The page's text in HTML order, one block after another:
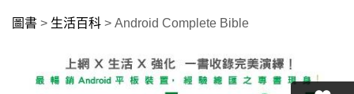
圖書 > 生活百科 > Android Complete Bible